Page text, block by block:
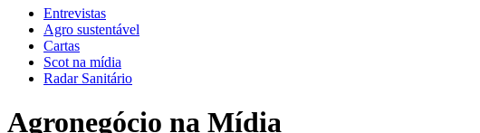
Entrevistas
Agro sustentável
Cartas
Scot na mídia
Radar Sanitário
Agronegócio na Mídia